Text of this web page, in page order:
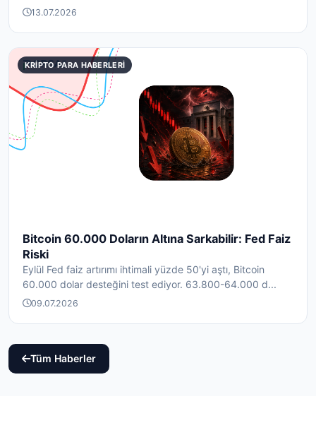
Tas...
13.07.2026
KRIPTO PARA HABERLERI
Bitcoin 60.000 Doların Altına Sarkabilir: Fed Faiz
Riski
Eylül Fed faiz artırımı ihtimali yüzde 50'yi aştı, Bitcoin
60.000 dolar desteğini test ediyor. 63.800-64.000 d...
09.07.2026
Tüm Haberler